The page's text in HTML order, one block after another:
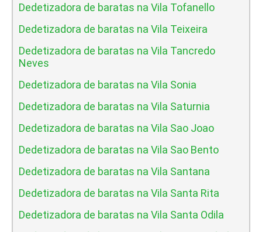
Dedetizadora de baratas na Vila Tofanello
Dedetizadora de baratas na Vila Teixeira
Dedetizadora de baratas na Vila Tancredo
Neves
Dedetizadora de baratas na Vila Sonia
Dedetizadora de baratas na Vila Saturnia
Dedetizadora de baratas na Vila Sao Joao
Dedetizadora de baratas na Vila Sao Bento
Dedetizadora de baratas na Vila Santana
Dedetizadora de baratas na Vila Santa Rita
Dedetizadora de baratas na Vila Santa Odila